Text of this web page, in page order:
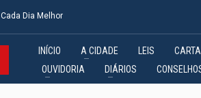
Cada Dia Melhor
INÍCIO A CIDADE LEIS
OUVIDORIA
DIÁRIOS